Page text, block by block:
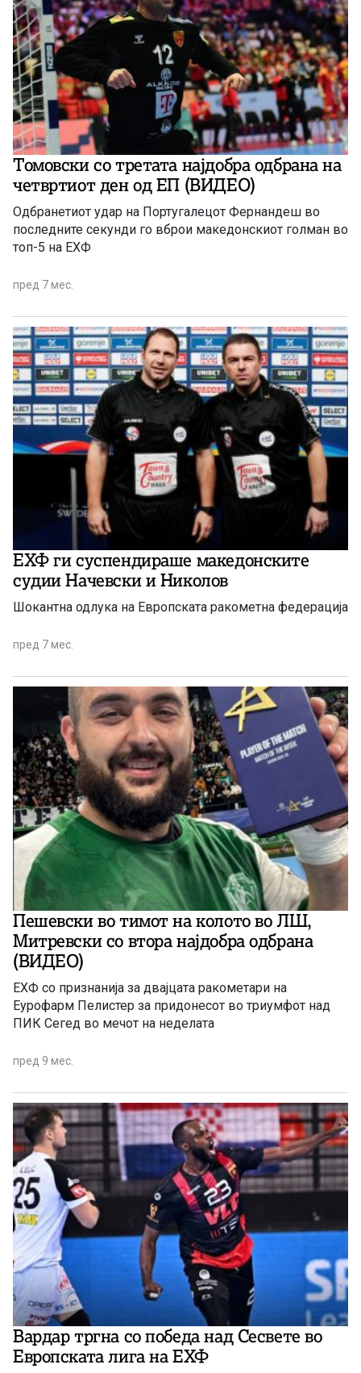
Томовски со третата најдобра одбрана на
четвртиот ден од ЕП (ВИДЕО)
Одбранетиот удар на Португалецот Фернандеш во
последните секунди го вброи македонскиот голман во
топ-5 на ЕХФ
пред 7 мес.
ЕХФ ги суспендираше македонските
судии Начевски и Николов
Шокантна одлука на Европската ракометна федерација
пред 7 мес.
Пешевски во тимот на колото во ЛШ,
Митревски со втора најдобра одбрана
(ВИДЕО)
ЕХФ со признанија за двајцата ракометари на
Еурофарм Пелистер за придонесот во триумфот над
ПИК Сегед во мечот на неделата
пред 9 мес.
Вардар тргна со победа над Сесвете во
Европската лига на ЕХФ